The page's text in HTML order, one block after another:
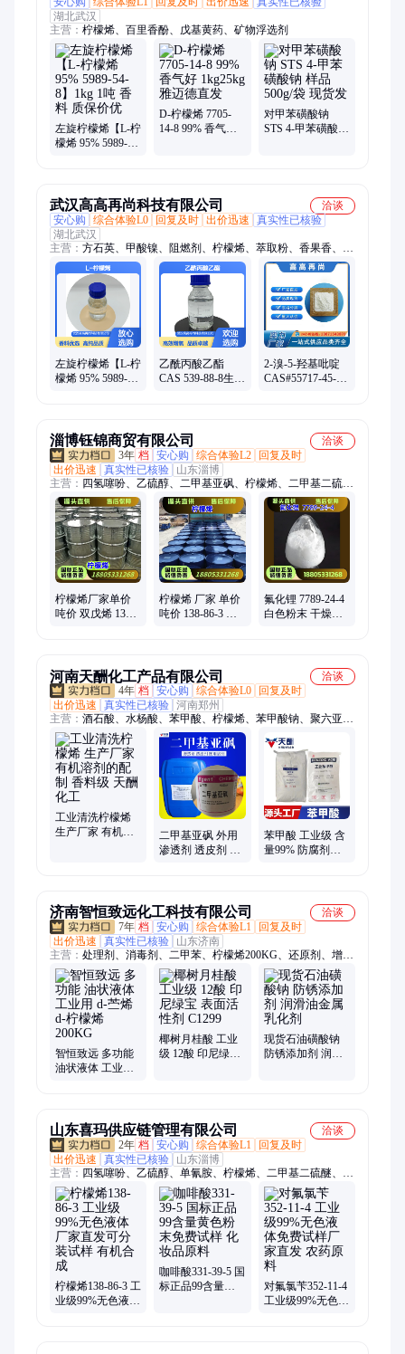
湖北武汉
主营： 柠檬烯、百里香酚、戊基黄药、矿物浮选剂
左旋柠檬烯【L-柠
檬烯 95% 5989-
D-柠檬烯 7705-
14-8 99% 香气好
对甲苯磺酸钠
STS 4-甲苯磺酸钠
武汉高高再尚科技有限公司
洽谈
安心购
综合体验L0 回复及时 出价迅速
真实性已核验
湖北武汉
主营： 方石英、甲酸镍、阻燃剂、柠檬烯、萃取粉、香果香、藏
花醛、桦木油、稀释剂、羟乙基、淀粉钠、洗涤剂、十八烷、润
肤剂、乙酸锶、氧化剂、防腐剂、铬酸锌、丙氨酸、二胜肽、成
核剂、羊毛醇、氢氟油、壳聚糖、厚朴酚、镍试剂
左旋柠檬烯【L-柠
檬烯 95% 5989-
乙酰丙酸乙酯
CAS 539-88-8生物
2-溴-5-羟基吡啶
CAS#55717-45-8
淄博钰锦商贸有限公司
洽谈
3年 档 安心购 综合体验L2
回复及时
出价迅速
真实性已核验
山东淄博
主营： 四氢噻吩、乙硫醇、二甲基亚砜、柠檬烯、二甲基二硫、
正辛硫醇、百里香酚、氟化铯、乙硫氨酯、四水合乙酸钴、二异
丁基酮、乳酸乙酯、正己烷、2-甲基吡啶、环氧氯丙烷、对氯间
甲酚、亚磷酸三苯酯、环丁砜、甲基丙烯酸甲酯、二乙烯基苯、
四氯化锆、二氧六环、氯化锂、硫酸锂
柠檬烯厂家单价
吨价 双戊烯 138-
柠檬烯 厂家 单价
吨价 138-86-3 化
氟化锂 7789-24-4
白色粉末 干燥剂
河南天酬化工产品有限公司
洽谈
4年 档 安心购 综合体验L0
回复及时
出价迅速
真实性已核验 河南郑州
主营： 酒石酸、水杨酸、苯甲酸、柠檬烯、苯甲酸钠、聚六亚甲
基双胍、钛白粉、吸水树脂、苯丙乳液、聚乙二醇、707乳液、
苹果酸
工业清洗柠檬烯
生产厂家 有机溶
二甲基亚砜 外用
渗透剂 透皮剂 含
苯甲酸 工业级 含
量99% 防腐剂增
济南智恒致远化工科技有限公司
洽谈
7年 档 安心购 综合体验L1
回复及时
出价迅速
真实性已核验
山东济南
主营： 处理剂、消毒剂、二甲苯、柠檬烯200KG、还原剂、增湿
剂、乳化剂、防腐剂、锌氯粉、氟化铵、干燥剂、吸附剂、漂白
剂、杀虫剂、氟化钠、拔染剂、甜味剂、氧化镍、缓蚀剂、融雪
剂、防冻液、氟化氢、氯化铵、丙二醇、分析纯、火碱烧碱
智恒致远 多功能
油状液体 工业用
椰树月桂酸 工业
级 12酸 印尼绿宝
现货石油磺酸钠
防锈添加剂 润滑
山东喜玛供应链管理有限公司
洽谈
2年 档 安心购 综合体验L1
回复及时
出价迅速
真实性已核验
山东淄博
主营： 四氢噻吩、乙硫醇、单氰胺、柠檬烯、二甲基二硫醚、3-
甲硫基丙醛、四氢吡咯、邻氯苯腈、噻吩、盐酸羟胺、硬脂酸
锌、异丙胺、氯乙酸、氟硼酸
柠檬烯138-86-3 工
业级99%无色液体
咖啡酸331-39-5 国
标正品99含量黄
对氟氯苄352-11-4
工业级99%无色液